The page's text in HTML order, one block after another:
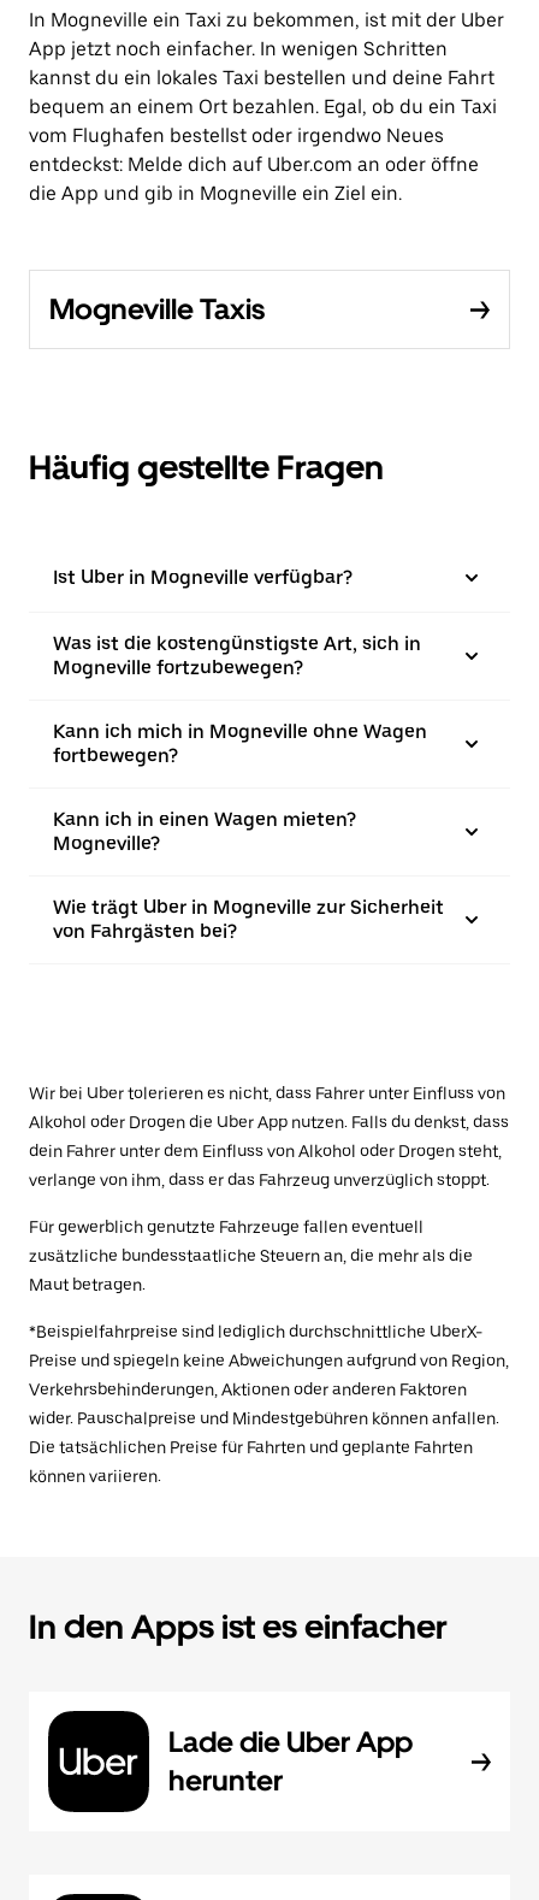
In Mogneville ein Taxi zu bekommen, ist mit der Uber
App jetzt noch einfacher. In wenigen Schritten
kannst du ein lokales Taxi bestellen und deine Fahrt
bequem an einem Ort bezahlen. Egal, ob du ein Taxi
vom Flughafen bestellst oder irgendwo Neues
entdeckst: Melde dich auf Uber.com an oder öffne
die App und gib in Mogneville ein Ziel ein.
Mogneville Taxis
Häufig gestellte Fragen
Ist Uber in Mogneville verfügbar?
Was ist die kostengünstigste Art, sich in
Mogneville fortzubewegen?
Kann ich mich in Mogneville ohne Wagen
fortbewegen?
Kann ich in einen Wagen mieten?
Mogneville?
Wie trägt Uber in Mogneville zur Sicherheit
von Fahrgästen bei?
Wir bei Uber tolerieren es nicht, dass Fahrer unter Einfluss von
Alkohol oder Drogen die Uber App nutzen. Falls du denkst, dass
dein Fahrer unter dem Einfluss von Alkohol oder Drogen steht,
verlange von ihm, dass er das Fahrzeug unverzüglich stoppt.
Für gewerblich genutzte Fahrzeuge fallen eventuell
zusätzliche bundesstaatliche Steuern an, die mehr als die
Maut betragen.
*Beispielfahrpreise sind lediglich durchschnittliche UberX-
Preise und spiegeln keine Abweichungen aufgrund von Region,
Verkehrsbehinderungen, Aktionen oder anderen Faktoren
wider. Pauschalpreise und Mindestgebühren können anfallen.
Die tatsächlichen Preise für Fahrten und geplante Fahrten
können variieren.
In den Apps ist es einfacher
Lade die Uber App
herunter